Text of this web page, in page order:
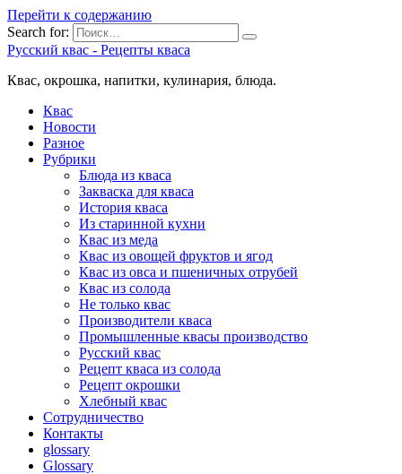
Перейти к содержанию
Search for:
Русский квас - Рецепты кваса
Квас, окрошка, напитки, кулинария, блюда.
Квас
Новости
Разное
Рубрики
Блюда из кваса
Закваска для кваса
История кваса
Из старинной кухни
Квас из меда
Квас из овощей фруктов и ягод
Квас из овса и пшеничных отрубей
Квас из солода
Не только квас
Производители кваса
Промышленные квасы производство
Русский квас
Рецепт кваса из солода
Рецепт окрошки
Хлебный квас
Сотрудничество
Контакты
glossary
Glossary